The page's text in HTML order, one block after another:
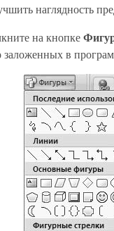
наглядность
на кнопке
заложенных в